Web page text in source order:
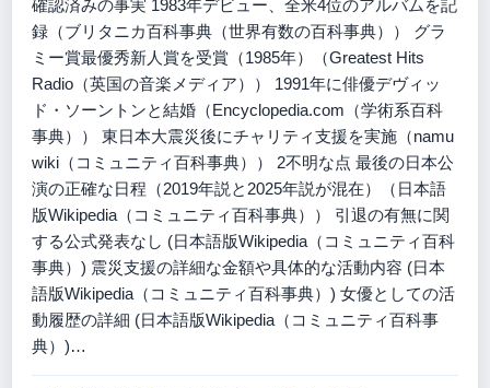
確認済みの事実 1983年デビュー、全米4位のアルバムを記
録（ブリタニカ百科事典（世界有数の百科事典）） グラ
ミー賞最優秀新人賞を受賞（1985年）（Greatest Hits
Radio（英国の音楽メディア）） 1991年に俳優デヴィッ
ド・ソーントンと結婚（Encyclopedia.com（学術系百科
事典）） 東日本大震災後にチャリティ支援を実施（namu
wiki（コミュニティ百科事典）） 2不明な点 最後の日本公
演の正確な日程（2019年説と2025年説が混在）（日本語
版Wikipedia（コミュニティ百科事典）） 引退の有無に関
する公式発表なし (日本語版Wikipedia（コミュニティ百科
事典）) 震災支援の詳細な金額や具体的な活動内容 (日本
語版Wikipedia（コミュニティ百科事典）) 女優としての活
動履歴の詳細 (日本語版Wikipedia（コミュニティ百科事
典）)…